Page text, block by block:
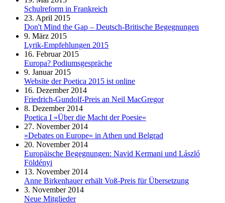
Schulreform in Frankreich
23. April 2015
Don't Mind the Gap – Deutsch-Britische Begegnungen
9. März 2015
Lyrik-Empfehlungen 2015
16. Februar 2015
Europa? Podiumsgespräche
9. Januar 2015
Website der Poetica 2015 ist online
16. Dezember 2014
Friedrich-Gundolf-Preis an Neil MacGregor
8. Dezember 2014
Poetica I »Über die Macht der Poesie«
27. November 2014
»Debates on Europe« in Athen und Belgrad
20. November 2014
Europäische Begegnungen: Navid Kermani und László
Földényi
13. November 2014
Anne Birkenhauer erhält Voß-Preis für Übersetzung
3. November 2014
Neue Mitglieder